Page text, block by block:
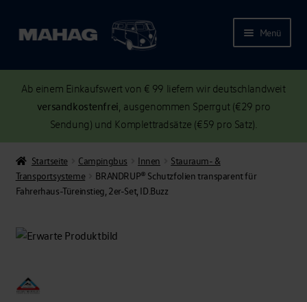
Menü
Ab einem Einkaufswert von € 99 liefern wir deutschlandweit
versandkostenfrei , ausgenommen Sperrgut (€29 pro
Sendung) und Komplettradsätze (€59 pro Satz).
Startseite Campingbus Innen
Stauraum- &
Transportsysteme
BRANDRUP® Schutzfolien transparent für
Fahrerhaus-Türeinstieg, 2er-Set, ID.Buzz